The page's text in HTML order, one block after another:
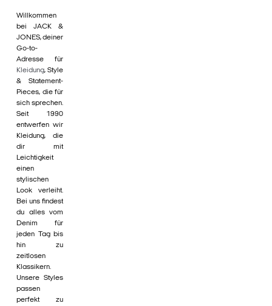
Willkommen
bei JACK &
JONES, deiner
Go-to-
Adresse für
Kleidung, Style
& Statement-
Pieces, die für
sich sprechen.
Seit 1990
entwerfen wir
Kleidung, die
dir mit
Leichtigkeit
einen
stylischen
Look verleiht.
Bei uns findest
du alles vom
Denim für
jeden Tag bis
hin zu
zeitlosen
Klassikern.
Unsere Styles
passen
perfekt zu